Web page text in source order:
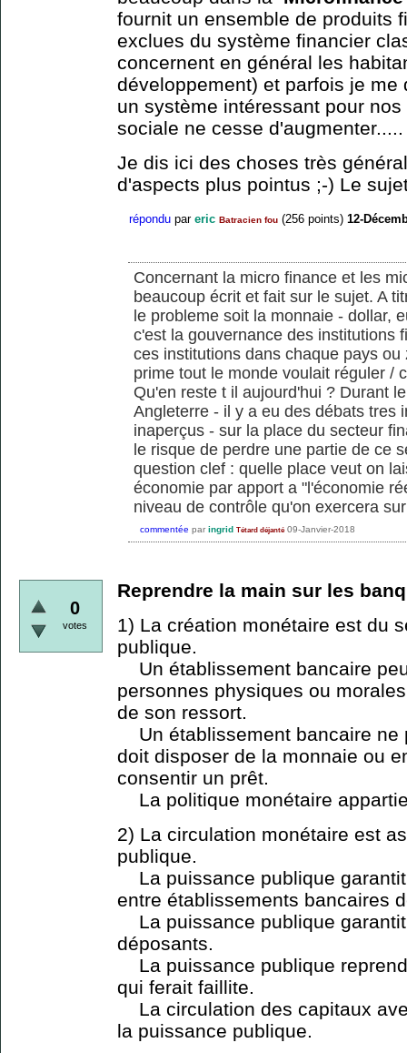
fournit un ensemble de produits
exclues du système financier
concernent en général les
développement) et parfois je
un système intéressant pour
sociale ne cesse d'augmenter.....
Je dis ici des choses très
d'aspects plus pointus ;-) Le
répondu par eric Batracien fou (256 points) 12-
Concernant la micro finance et les
beaucoup écrit et fait sur le sujet. A
le probleme soit la monnaie - dollar,
c'est la gouvernance des institutions
ces institutions dans chaque pays
prime tout le monde voulait réguler /
Qu'en reste t il aujourd'hui ? Durant
Angleterre - il y a eu des débats tres
inaperçus - sur la place du secteur
le risque de perdre une partie de ce
question clef : quelle place veut on
économie par apport a "l'économie
niveau de contrôle qu'on exercera
commentée par ingrid Tétard déjanté 09-Janvier-2018
0
votes
Reprendre la main sur les
1) La création monétaire est du
publique.
Un établissement bancaire
personnes physiques ou
de son ressort.
Un établissement bancaire ne
doit disposer de la monnaie ou
consentir un prêt.
La politique monétaire
2) La circulation monétaire est
publique.
La puissance publique
entre établissements bancaires
La puissance publique
déposants.
La puissance publique
qui ferait faillite.
La circulation des capitaux
la puissance publique.